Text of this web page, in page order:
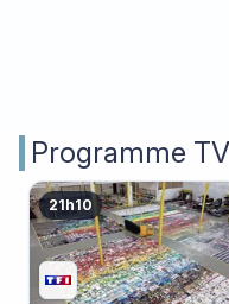
Programme
21h10